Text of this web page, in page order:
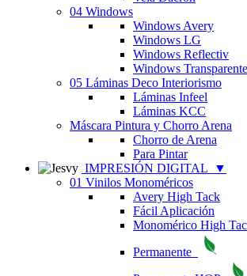
04 Windows
Windows Avery
Windows LG
Windows Reflectiv
Windows
05 Láminas Deco Interiorismo
Láminas Infeel
Láminas KCC
Máscara Pintura y Chorro Arena
Chorro de Arena
Para Pintar
IMPRESIÓN DIGITAL
▼
01 Vinilos Monoméricos
Avery High Tack
Fácil Aplicación
Monomérico High
Permanente